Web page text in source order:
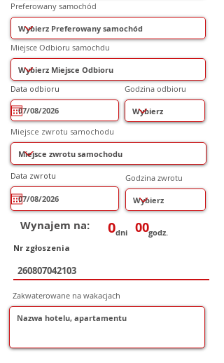
Preferowany samochód
Miejsce Odbioru samochdu
Data odbioru
q
i
r
e
d
Godzina odbioru
Miejsce zwrotu samochodu
Data zwrotu
q
r
e
d
Godzina zwrotu
Wynajem na: 0dni 00godz.
Nr zgłoszenia
Zakwaterowane na wakacjach